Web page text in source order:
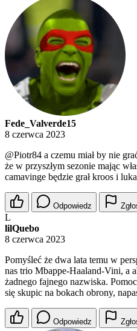
Fede_Valverde15
8 czerwca 2023
@Piotr84 a czemu miał by nie
że w przyszłym sezonie mając
camavinge będzie grał kroos i
Odpowiedz
L
lilQuebo
8 czerwca 2023
Pomyśleć że dwa lata temu w
nas trio Mbappe-Haaland-Vini, a
żadnego fajnego nazwiska.
się skupic na bokach obrony,
Odpowiedz